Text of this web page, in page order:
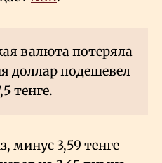
валюта потеряла
доллар подешевел
тенге.
минус 3,59 тенге